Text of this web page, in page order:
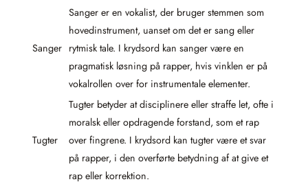
Sanger
Sanger er en vokalist, der bruger stemmen som
hovedinstrument, uanset om det er sang eller
rytmisk tale. I krydsord kan sanger være en
pragmatisk løsning på rapper, hvis vinklen er på
vokalrollen over for instrumentale elementer.
Tugter
Tugter betyder at disciplinere eller straffe let, ofte i
moralsk eller opdragende forstand, som et rap
over fingrene. I krydsord kan tugter være et svar
på rapper, i den overførte betydning af at give et
rap eller korrektion.